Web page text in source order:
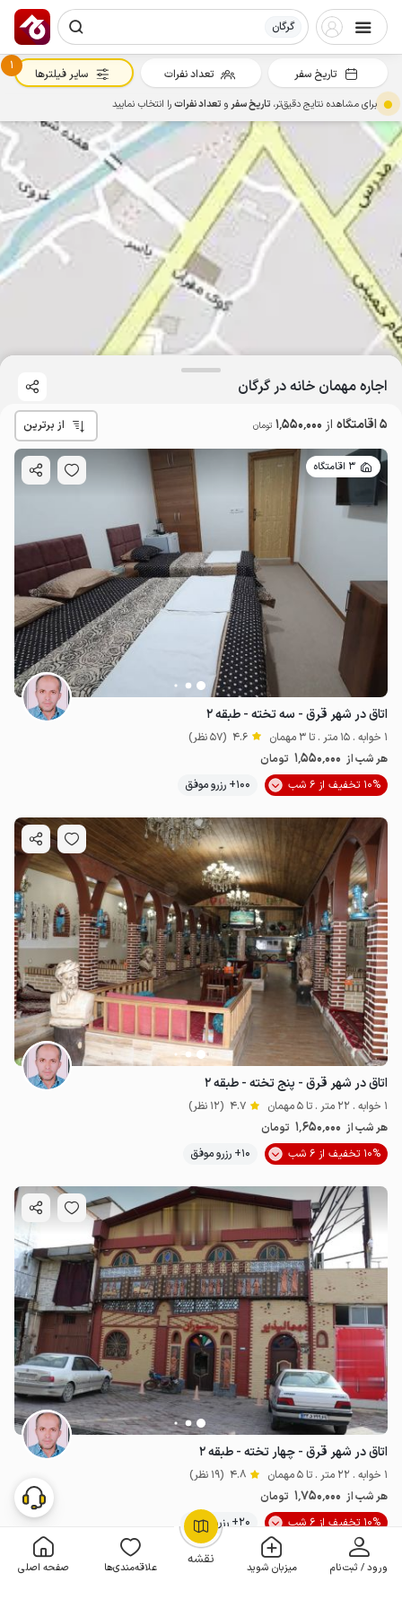
گرگان
نقشه ورود / ثبت‌نام میزبان شوید علاقه‌مندی‌ها صفحه اصلی
1.55 میلیون ت
OpenStreetMap
اجاره مهمان خانه در گرگان
5 اقامتگاه از 1٬550٬000 تومان از برترین
3 اقامتگاه
اتاق در شهر قرق - سه تخته - طبقه ۲
1 خوابه . 15 متر . تا 3 مهمان 4.6 (57 نظر)
هر شب از 1٬550٬000 تومان
10% تخفیف از 6 شب
100+ رزرو موفق
اتاق در شهر قرق - پنج تخته - طبقه ۲
1 خوابه . 22 متر . تا 5 مهمان 4.7 (12 نظر)
هر شب از 1٬650٬000 تومان
10% تخفیف از 6 شب
10+ رزرو موفق
اتاق در شهر قرق - چهار تخته - طبقه ۲
1 خوابه . 22 متر . تا 5 مهمان 4.8 (19 نظر)
هر شب از 1٬750٬000 تومان
10% تخفیف از 6 شب
20+ رزرو موفق
تاریخ سفر تعداد نفرات
1
سایر فیلترها
برای مشاهده نتایج دقیق‌تر، تاریخ سفرو تعداد نفراترا انتخاب نمایید